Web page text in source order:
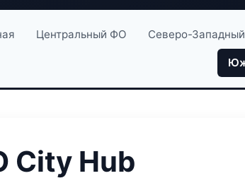
Центральный ФО Северо-
City Hub